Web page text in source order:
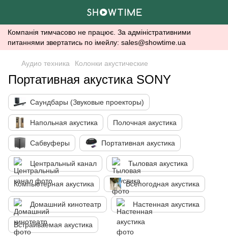
Компанія тимчасово не працює. За адміністративними
питаннями звертатись по імейлу: sales@showtime.ua
Аудио техника Колонки акустические
Портативная акустика SONY
Саундбары (Звуковые проекторы)
Напольная акустика Полочная акустика
Сабвуферы Портативная акустика
Центральный канал Тыловая акустика
Компьютерная акустика Всепогодная акустика
Домашний кинотеатр Настенная акустика
Встраиваемая акустика